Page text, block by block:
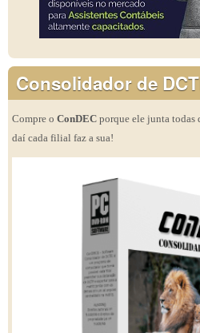
Consolidador de
Compre o ConDEC porque ele junta todas
daí cada filial faz a sua!